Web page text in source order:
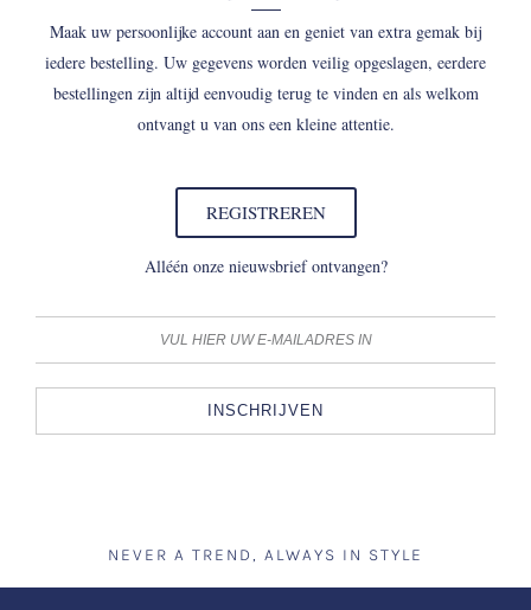
Maak uw persoonlijke account aan en geniet van extra gemak bij
iedere bestelling. Uw gegevens worden veilig opgeslagen, eerdere
bestellingen zijn altijd eenvoudig terug te vinden en als welkom
ontvangt u van ons een kleine attentie.
REGISTREREN
Alléén onze nieuwsbrief ontvangen?
INSCHRIJVEN
NEVER A TREND, ALWAYS IN STYLE